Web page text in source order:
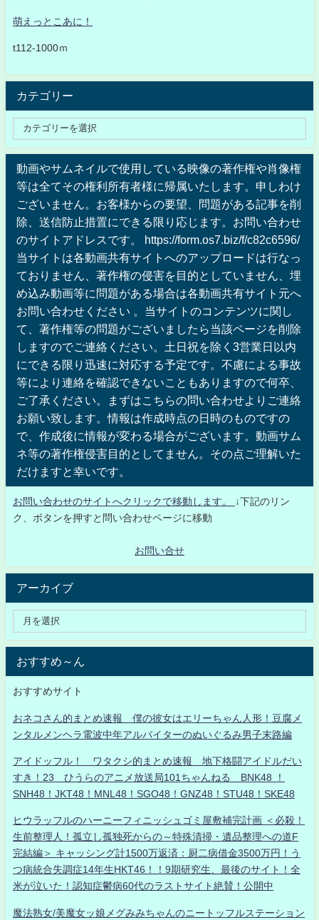
萌えっとこあに！
t112-1000ｍ
カテゴリー
動画やサムネイルで使用している映像の著作権や肖像権
等は全てその権利所有者様に帰属いたします。申しわけ
ございません。お客様からの要望、問題がある記事を削
除、送信防止措置にできる限り応じます。お問い合わせ
のサイトアドレスです。 https://form.os7.biz/f/c82c6596/
当サイトは各動画共有サイトへのアップロードは行なっ
ておりません、著作権の侵害を目的としていません、埋
め込み動画等に問題がある場合は各動画共有サイト元へ
お問い合わせください 。当サイトのコンテンツに関し
て、著作権等の問題がございましたら当該ページを削除
しますのでご連絡ください。土日祝を除く3営業日以内
にできる限り迅速に対応する予定です。不慮による事故
等により連絡を確認できないこともありますので何卒、
ご了承ください。まずはこちらの問い合わせよりご連絡
お願い致します。情報は作成時点の日時のものですの
で、作成後に情報が変わる場合がございます。動画サム
ネ等の著作権侵害目的としてません。その点ご理解いた
だけますと幸いです。
お問い合わせのサイトへクリックで移動します。
↓下記のリン
ク、ボタンを押すと問い合わせページに移動
お問い合せ
アーカイブ
おすすめ～ん
おすすめサイト
おネコさん的まとめ速報 僕の彼女はエリーちゃん人形！豆腐メ
ンタルメンヘラ電波中年アルバイターのぬいぐるみ男子末路編
アイドッフル！ ワタクシ的まとめ速報 地下格闘アイドルだい
すき！23 ひうらのアニメ放送局101ちゃんねる BNK48 ！
SNH48！JKT48！MNL48！SGO48！GNZ48！STU48！SKE48
ヒウラッフルのハーニーフィニッシュゴミ屋敷補完計画 ＜必殺！
生前整理人！孤立し孤独死からの～特殊清掃・遺品整理への道F
完結編＞ キャッシング計1500万返済：厨二病借金3500万円！う
つ病統合失調症14年生HKT46！！9期研究生、最後のサイト！全
米が泣いた！認知症鬱病60代のラストサイト絶賛！公開中
魔法熟女/美魔女ッ娘メグみみちゃんのニートッフルステーション